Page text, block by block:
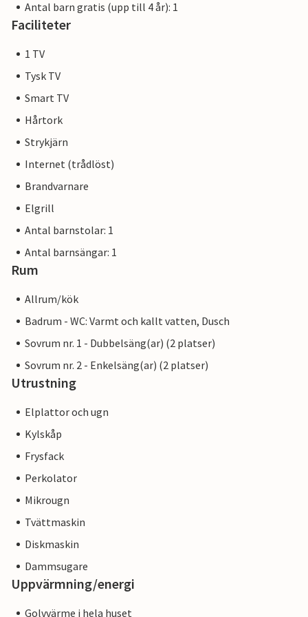
Antal barn gratis (upp till 4 år): 1
Faciliteter
1 TV
Tysk TV
Smart TV
Hårtork
Strykjärn
Internet (trådlöst)
Brandvarnare
Elgrill
Antal barnstolar: 1
Antal barnsängar: 1
Rum
Allrum/kök
Badrum - WC: Varmt och kallt vatten, Dusch
Sovrum nr. 1 - Dubbelsäng(ar) (2 platser)
Sovrum nr. 2 - Enkelsäng(ar) (2 platser)
Utrustning
Elplattor och ugn
Kylskåp
Frysfack
Perkolator
Mikrougn
Tvättmaskin
Diskmaskin
Dammsugare
Uppvärmning/energi
Golvvärme i hela huset